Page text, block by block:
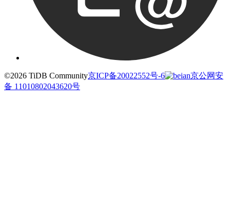
©2026 TiDB Community京ICP备20022552号-6
京公网安
备 11010802043620号